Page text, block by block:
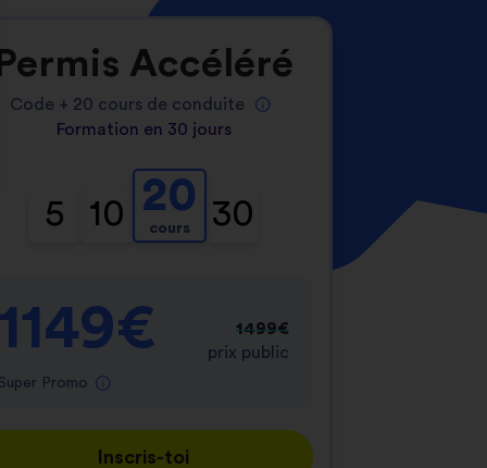
vos Options
vos paramètres de confidentialité, en
Permis Accéléré
Code + 20 cours de conduite
Formation en 30 jours
5 10 20
cours 30
1149€
Super Promo
1499€
prix public
Inscris-toi